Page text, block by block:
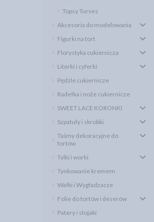
Topsy Turves
Akcesoria do modelowania
Figurki na tort
Florystyka cukiernicza
Literki i cyferki
Pędzle cukiernicze
Radełka i noże cukiernicze
SWEET LACE KORONKI
Szpatuły i skrobki
Taśmy dekoracyjne do
tortów
Tylki i worki
Tynkowanie kremem
Wałki i Wygładzacze
Folie do tortów i deserów
Patery i stojaki